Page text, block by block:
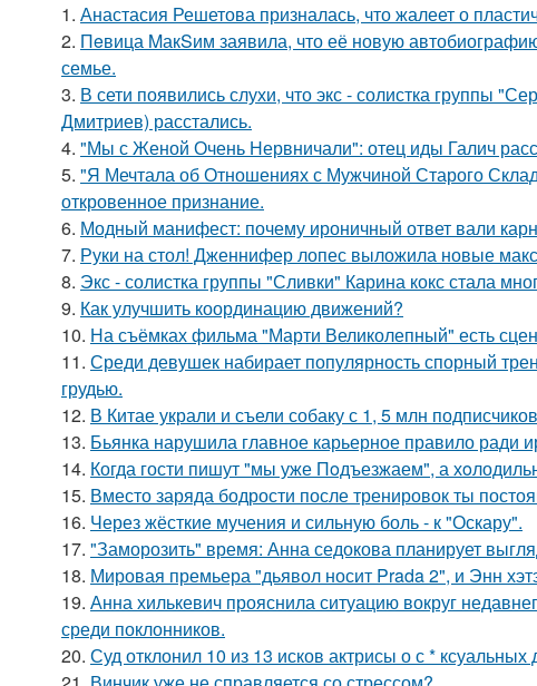
1. Анастасия Решетова призналась, что жалеет о
2. Пeвица MакSим заявила, что её новую
семье.
3. В сети появились слухи, что экс - солистка группы
Дмитриев) расстались.
4. "Мы с Женой Очень Нервничали": отец иды Галич
5. "Я Мечтала об Отношениях с Мужчиной Старого
откровенное признание.
6. Модный манифест: почему ироничный ответ вали
7. Руки на стол! Дженнифер лопес выложила новые
8. Экс - солистка группы "Сливки" Карина кокс стала
9. Как улучшить координацию движений?
10. На съёмках фильма "Марти Великолепный" есть
11. Среди девушек набирает популярность спорный
грудью.
12. В Китае украли и съели собаку с 1, 5 млн
13. Бьянка нарушила главное карьерное правило ради
14. Когда гости пишут "мы уже Пoдъезжаем", а
15. Вместо заряда бодрости после тренировок ты
16. Через жёсткие мучения и сильную боль - к "Оскару".
17. "Заморозить" время: Анна седокова планирует
18. Мировая премьера "дьявол носит Prada 2", и Энн
19. Анна хилькевич прояснила ситуацию вокруг
среди поклонников.
20. Суд отклонил 10 из 13 исков актрисы о с * ксуальных